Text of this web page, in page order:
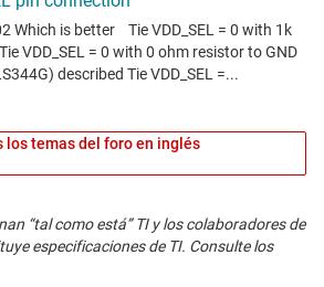
los temas del foro en inglés
“tal como está” TI y los colaboradores de
especificaciones de TI. Consulte los